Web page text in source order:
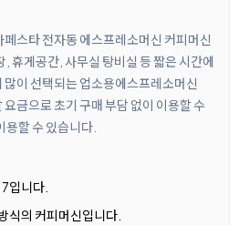
스타 전자동 에스프레소머신 커피머신
휴게공간, 사무실 탕비실 등 짧은 시간에
많이 선택되는 업소용에스프레소머신
금으로 초기 구매 부담 없이 이용할 수
할 수 있습니다.
입니다.
식의 커피머신입니다.